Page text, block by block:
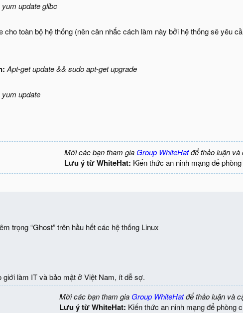
yum update glibc
cho toàn bộ hệ thống (nên cân nhắc cách làm này bởi hệ thống sẽ yêu
Apt-get update && sudo apt-get upgrade
yum update
Mời các bạn tham gia Group WhiteHatđể thảo luận và
Lưu ý từ WhiteHat: Kiến thức an ninh mạng để
trọng “Ghost” trên hầu hết các hệ thống Linux
giới làm IT và bảo mật ở Việt Nam, ít dễ sợ.
Mời các bạn tham gia Group WhiteHatđể thảo luận và
Lưu ý từ WhiteHat: Kiến thức an ninh mạng để phòng